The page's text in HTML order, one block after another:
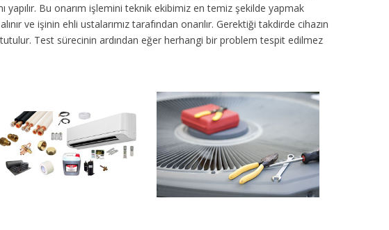
yapılır. Bu onarım işlemini teknik ekibimiz en temiz şekilde yapmak
ve işinin ehli ustalarımız tarafından onarılır. Gerektiği takdirde cihazın
tutulur. Test sürecinin ardından eğer herhangi bir problem tespit edilmez